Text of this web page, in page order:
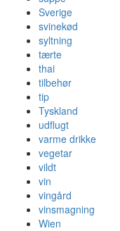
Sverige
svinekød
syltning
tærte
thai
tilbehør
tip
Tyskland
udflugt
varme drikke
vegetar
vildt
vin
vingård
vinsmagning
Wien